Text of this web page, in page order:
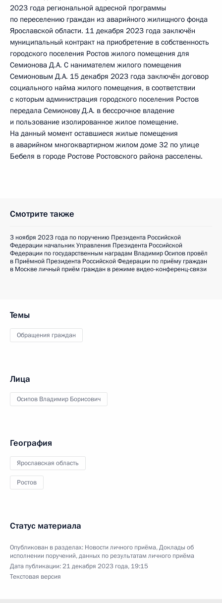
2023 года региональной адресной программы
по переселению граждан из аварийного жилищного фонда
Ярославской области. 11 декабря 2023 года заключён
муниципальный контракт на приобретение в собственность
городского поселения Ростов жилого помещения для
Семионова Д.А. С нанимателем жилого помещения
Семионовым Д.А. 15 декабря 2023 года заключён договор
социального найма жилого помещения, в соответствии
с которым администрация городского поселения Ростов
передала Семионову Д.А. в бессрочное владение
и пользование изолированное жилое помещение.
На данный момент оставшиеся жилые помещения
в аварийном многоквартирном жилом доме 32 по улице
Бебеля в городе Ростове Ростовского района расселены.
Смотрите также
3 ноября 2023 года по поручению Президента Российской
Федерации начальник Управления Президента Российской
Федерации по государственным наградам Владимир Осипов провёл
в Приёмной Президента Российской Федерации по приёму граждан
в Москве личный приём граждан в режиме видео-конференц-связи
Темы
Обращения граждан
Лица
Осипов Владимир Борисович
География
Ярославская область
Ростов
Статус материала
Опубликован в разделах: Новости личного приёма,Доклады об
исполнении поручений, данных по результатам личного приёма
Дата публикации:21 декабря 2023 года, 19:15
Текстовая версия